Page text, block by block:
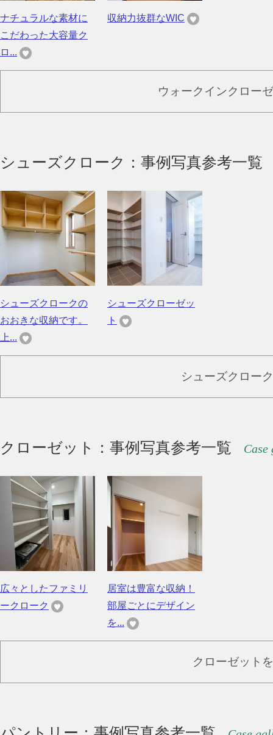
ナチュラルな素材に
こだわった大容量ク
ロ...
収納力抜群なWIC
ウォークインクロー
シューズクローク：事例写真参考一覧
シューズクロークの
おおきな収納です。
上...
シューズクローゼッ
ト
シューズクロー
クローゼット：事例写真参考一覧
広々としたファミリ
ークローク
居室は豊富な収納！
部屋ごとにデザイン
を...
クローゼット